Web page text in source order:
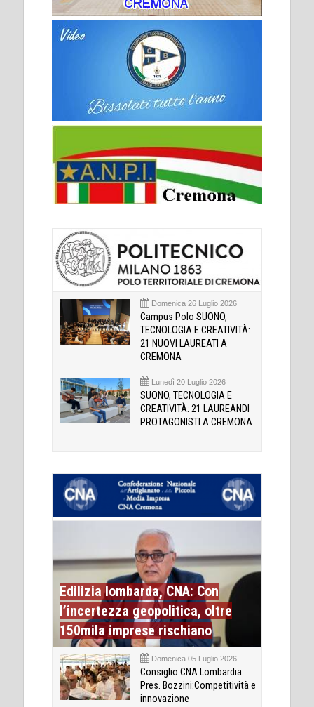
Domenica 26 Luglio 2026
Campus Polo SUONO,
TECNOLOGIA E CREATIVITÀ:
21 NUOVI LAUREATI A
CREMONA
Lunedì 20 Luglio 2026
SUONO, TECNOLOGIA E
CREATIVITÀ: 21 LAUREANDI
PROTAGONISTI A CREMONA
Edilizia lombarda, CNA: Con
l’incertezza geopolitica, oltre
150mila imprese rischiano
Domenica 05 Luglio 2026
Consiglio CNA Lombardia
Pres. Bozzini:Competitività e
innovazione